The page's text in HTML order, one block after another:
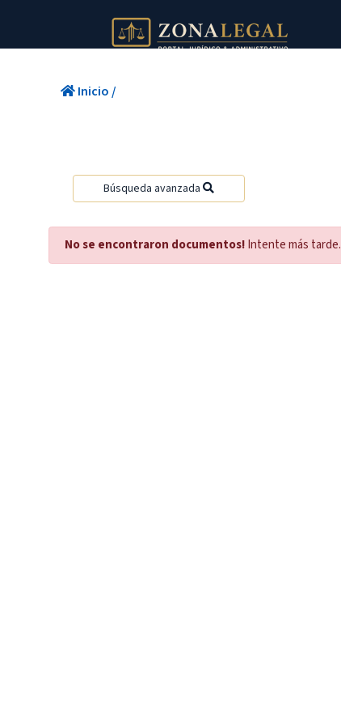
Inicio/
Búsqueda avanzada
No se encontraron documentos!Intente más tarde.